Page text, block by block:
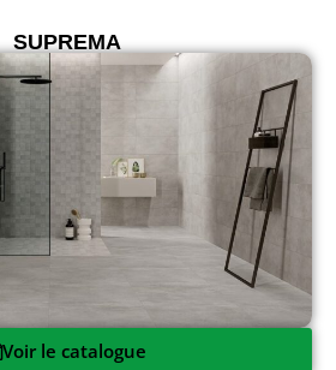
SUPREMA
Voir le catalogue